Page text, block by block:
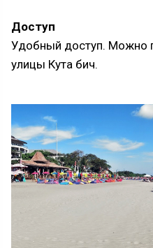
Доступ
Удобный доступ. Можно
улицы Кута бич.